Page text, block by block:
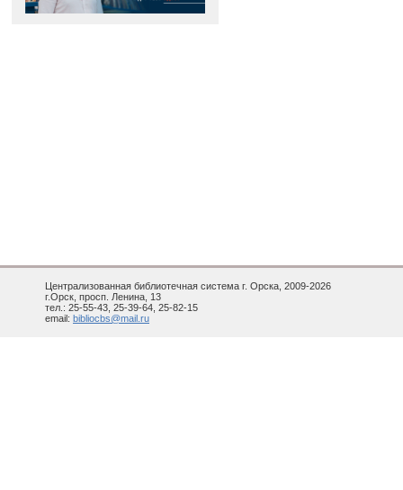
Централизованная библиотечная система г. Орска, 2009-2026
г.Орск, просп. Ленина, 13
тел.: 25-55-43, 25-39-64, 25-82-15
email: bibliocbs@mail.ru